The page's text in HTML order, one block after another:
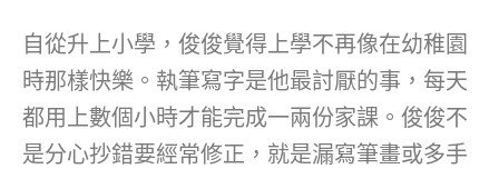
自從升上小學，俊俊覺得上學不再像在幼稚園
時那樣快樂。執筆寫字是他最討厭的事，每天
都用上數個小時才能完成一兩份家課。俊俊不
是分心抄錯要經常修正，就是漏寫筆畫或多手